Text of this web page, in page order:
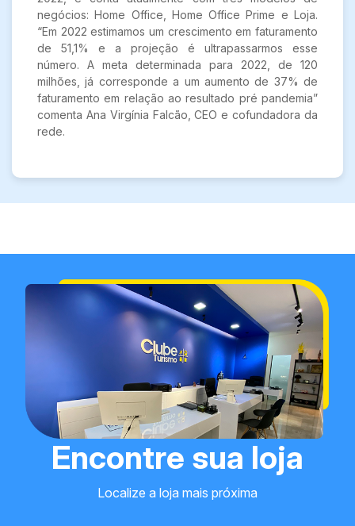
negócios: Home Office, Home Office Prime e Loja.
“Em 2022 estimamos um crescimento em faturamento
de 51,1% e a projeção é ultrapassarmos esse
número. A meta determinada para 2022, de 120
milhões, já corresponde a um aumento de 37% de
faturamento em relação ao resultado pré pandemia”
comenta Ana Virgínia Falcão, CEO e cofundadora da
rede.
Encontre sua loja
Localize a loja mais próxima